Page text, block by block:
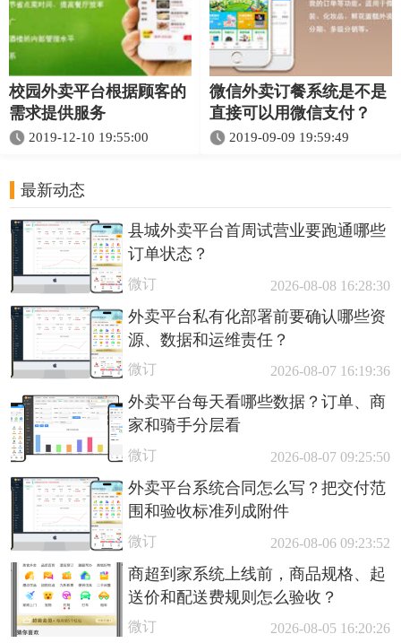
校园外卖平台根据顾客的
需求提供服务
2019-12-10 19:55:00
微信外卖订餐系统是不是
直接可以用微信支付？
2019-09-09 19:59:49
最新动态
县城外卖平台首周试营业要跑通哪些
订单状态？
微订 2026-08-08 16:28:30
外卖平台私有化部署前要确认哪些资
源、数据和运维责任？
微订 2026-08-07 16:19:36
外卖平台每天看哪些数据？订单、商
家和骑手分层看
微订 2026-08-07 09:25:50
外卖平台系统合同怎么写？把交付范
围和验收标准列成附件
微订 2026-08-06 09:23:52
商超到家系统上线前，商品规格、起
送价和配送费规则怎么验收？
微订 2026-08-05 16:20:26